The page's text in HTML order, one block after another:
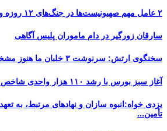
۲ عامل مهم صهیونیست‌ها در جنگ‌های ۱۲ روزه و ۴۰ روزه اعدام شدند
سارقان زورگیر در دام ماموران پلیس آگاهی
سخنگوی ارتش: سرنوشت ۳ خلبان ما هنوز مشخص نیست
آغاز سبز بورس با رشد ۱۱۰ هزار واحدی شاخص کل
یزدی خواه:انبوه سازان و نهادهای مرتبط، به
تأمین...